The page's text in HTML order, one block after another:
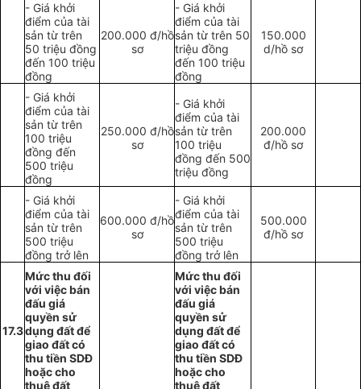
- Giá khởi
điểm của tài
sản từ trên
50 triệu đồng
đến 100 triệu
đồng
200.000 đ/hồ
sơ
- Giá khởi
điểm của tài
sản từ trên 50
triệu đồng
đến 100 triệu
đồng
150.000
d/hồ sơ
- Giá khởi
điểm của tài
sản từ trên
100 triệu
đồng đến
500 triệu
đồng
250.000 đ/hồ
sơ
- Giá khởi
điểm của tài
sản từ trên
100 triệu
đồng đến 500
triệu đồng
200.000
đ/hồ sơ
- Giá khởi
điểm của tài
sản từ trên
500 triệu
đồng trở lên
600.000 đ/hồ
sơ
- Giá khởi
điểm của tài
sản từ trên
500 triệu
đồng trở lên
500.000
đ/hồ sơ
17.3
Mức thu đối
với việc bán
đấu giá
quyền sử
dụng đất để
giao đất có
thu tiền SDĐ
hoặc cho
thuê đất
Mức thu đối
với việc bán
đấu giá
quyền sử
dụng đất để
giao đất có
thu tiền SDĐ
hoặc cho
thuê đất